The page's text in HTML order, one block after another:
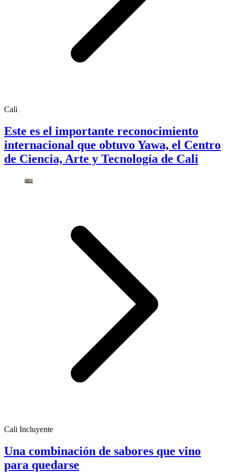
Cali
Este es el importante reconocimiento
internacional que obtuvo Yawa, el Centro
de Ciencia, Arte y Tecnología de Cali
Cali Incluyente
Una combinación de sabores que vino
para quedarse